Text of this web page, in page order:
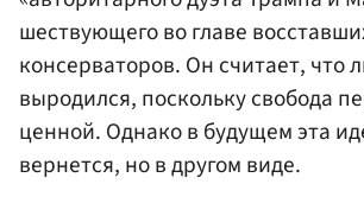
шествующего во главе
консерваторов. Он считает, что
выродился, поскольку свобода
ценной. Однако в будущем эта
вернется, но в другом виде.